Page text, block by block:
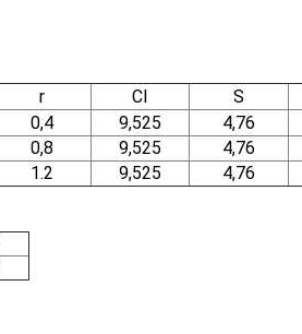
r CI S
0,4 9,525 4,76
0,8 9,525 4,76
1.2 9,525 4,76